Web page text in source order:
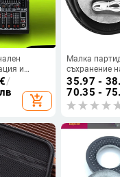
и
7-бандов
караоке
€/
add_shopping_cart
Малка
съхранение
airpodsmax,
за слушалки
кутия за
35.97 -
70.35 -